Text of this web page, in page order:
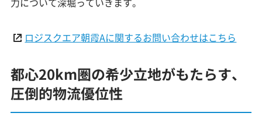
ロジスクエア朝霞Aに関するお問い合わせはこちら
都心20km圏の希少立地がもたらす、
圧倒的物流優位性